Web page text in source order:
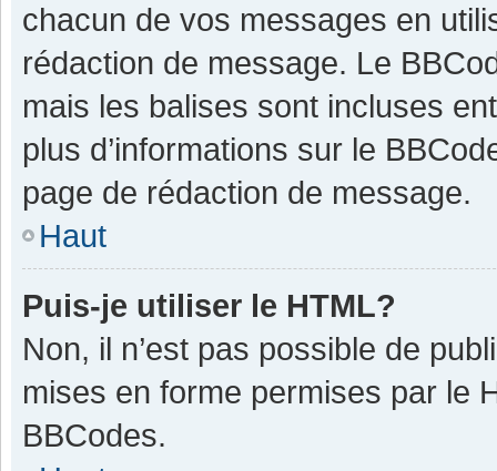
chacun de vos messages en
rédaction de message. Le
mais les balises sont incluses
plus d’informations sur le
page de rédaction de message.
Haut
Puis-je utiliser le HTML?
Non, il n’est pas possible de
mises en forme permises par le
BBCodes.